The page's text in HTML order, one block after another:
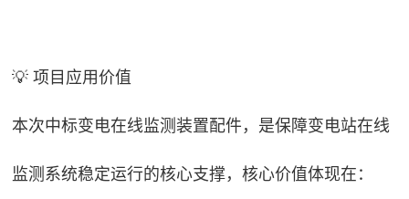
💡 项目应用价值
本次中标变电在线监测装置配件，是保障变电站在线
监测系统稳定运行的核心支撑，核心价值体现在：